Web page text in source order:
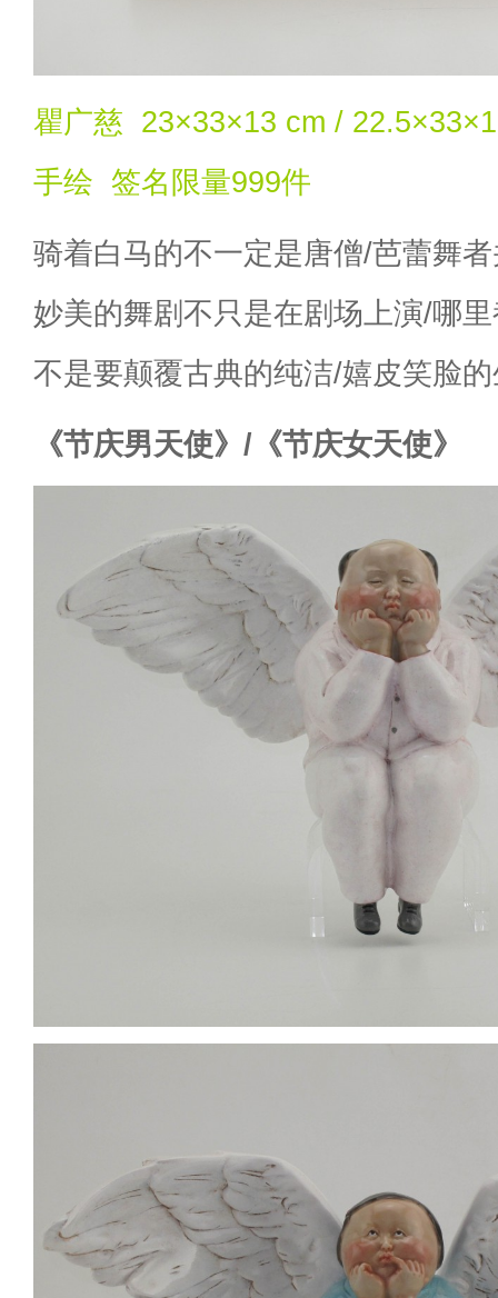
瞿广慈 23×33×13 cm /
手绘 签名限量999件
骑着白马的不一定是唐僧/芭蕾舞
妙美的舞剧不只是在剧场上演/哪
不是要颠覆古典的纯洁/嬉皮笑脸
《节庆男天使》/《节庆女天使》